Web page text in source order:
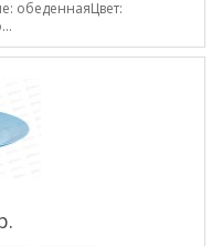
обеденнаяЦвет: